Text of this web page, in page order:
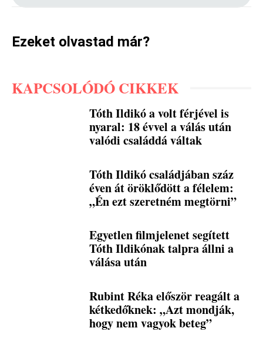
Ezeket olvastad már?
KAPCSOLÓDÓ CIKKEK
Tóth Ildikó a volt férjével is
nyaral: 18 évvel a válás után
valódi családdá váltak
Tóth Ildikó családjában száz
éven át öröklődött a félelem:
„Én ezt szeretném megtörni”
Egyetlen filmjelenet segített
Tóth Ildikónak talpra állni a
válása után
Rubint Réka először reagált a
kétkedőknek: „Azt mondják,
hogy nem vagyok beteg”